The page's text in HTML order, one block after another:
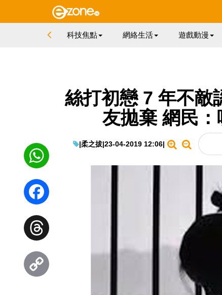
科技焦點 網絡生活 遊戲動漫
絲打初戀 7 年不敵
友拋棄 網民
|柔之拔|23-04-2019 12:06|
WhatsApp
Facebook
Threads